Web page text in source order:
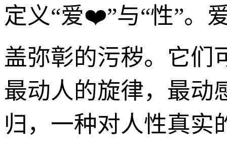
定义“爱❤️”与“性”。
盖弥彰的污秽。它们
最动人的旋律，最动
归，一种对人性真实